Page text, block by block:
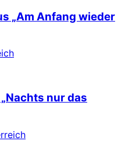
„Am Anfang wieder
nur das